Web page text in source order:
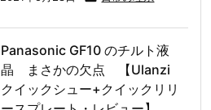
Panasonic GF10 のチルト液
晶 まさかの欠点 【Ulanzi
クイックシュー+クイックリリ